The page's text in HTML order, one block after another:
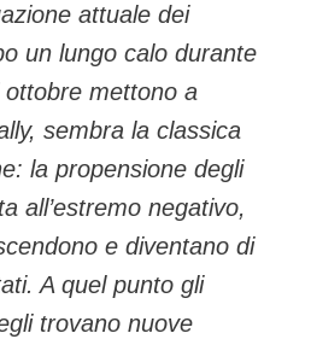
attuale dei
un lungo calo durante
mettono a
sembra la classica
la propensione degli
all’estremo negativo,
e diventano di
A quel punto gli
trovano nuove